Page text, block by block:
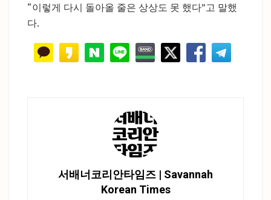
“이렇게 다시 돌아올 줄은 상상도 못 했다”고 말했
다.
서배너코리안타임즈 | Savannah
Korean Times